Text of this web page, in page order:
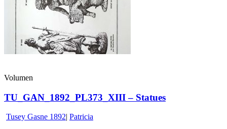
Volumen
TU_GAN_1892_PL373_XIII – Statues
Tusey Gasne 1892| Patricia